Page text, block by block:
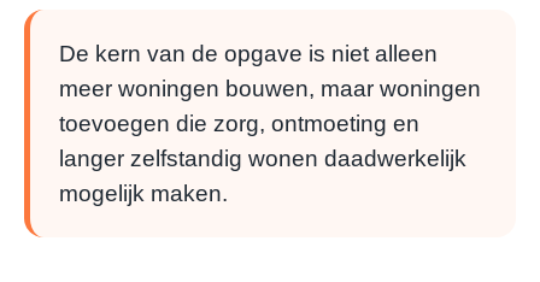
De kern van de opgave is niet alleen
meer woningen bouwen, maar woningen
toevoegen die zorg, ontmoeting en
langer zelfstandig wonen daadwerkelijk
mogelijk maken.